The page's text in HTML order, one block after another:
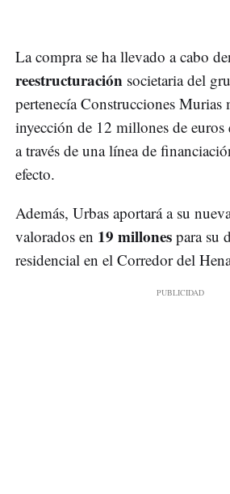
La compra se ha llevado a cabo
reestructuración societaria del
pertenecía Construcciones Murias
inyección de 12 millones de euros
a través de una línea de
efecto.
Además, Urbas aportará a su
valorados en 19 millones para su
residencial en el Corredor del